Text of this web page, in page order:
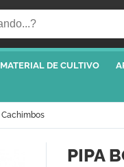
MATERIAL DE CULTIVO
Cachimbos
PIPA